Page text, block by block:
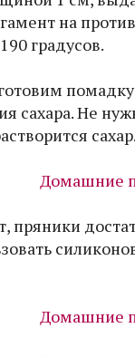
на
градусов.
сахара. Не
пряники